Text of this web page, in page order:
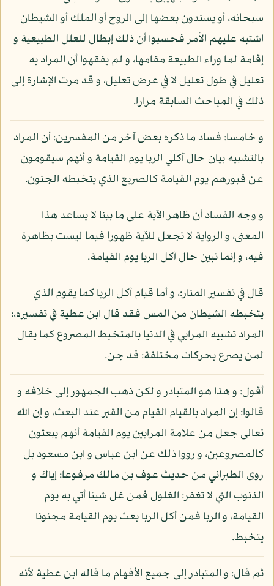
سبحانه، أو يسندون بعضها إلى الروح أو الملك أو الشيطان
اشتبه عليهم الأمر فحسبوا أن ذلك إبطال للعلل الطبيعية و
إقامة لما وراء الطبيعة مقامها، و لم يفقهوا أن المراد به
تعليل في طول تعليل لا في عرض تعليل، و قد مرت الإشارة إلى
ذلك في المباحث السابقة مرارا.
و خامسا: فساد ما ذكره بعض آخر من المفسرين: أن المراد
بالتشبيه بيان حال آكلي الربا يوم القيامة و أنهم سيقومون
عن قبورهم يوم القيامة كالصريع الذي يتخبطه الجنون.
و وجه الفساد أن ظاهر الآية على ما بينا لا يساعد هذا
المعنى، و الرواية لا تجعل للآية ظهورا فيما ليست بظاهرة
فيه، و إنما تبين حال آكل الربا يوم القيامة.
قال في تفسير المنار:، و أما قيام آكل الربا كما يقوم الذي
يتخبطه الشيطان من المس فقد قال ابن عطية في تفسيره،:
المراد تشبيه المرابي في الدنيا بالمتخبط المصروع كما يقال
لمن يصرع بحركات مختلفة: قد جن.
أقول: و هذا هو المتبادر و لكن ذهب الجمهور إلى خلافه و
قالوا: إن المراد بالقيام القيام من القبر عند البعث، و إن الله
تعالى جعل من علامة المرابين يوم القيامة أنهم يبعثون
كالمصروعين، و رووا ذلك عن ابن عباس و ابن مسعود بل
روى الطبراني من حديث عوف بن مالك مرفوعا: إياك و
الذنوب التي لا تغفر: الغلول فمن غل شيئا أتي به يوم
القيامة، و الربا فمن أكل الربا بعث يوم القيامة مجنونا
يتخبط.
ثم قال: و المتبادر إلى جميع الأفهام ما قاله ابن عطية لأنه